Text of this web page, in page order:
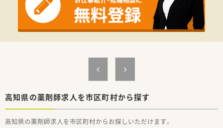
＜法人特徴＞
■兵庫県に本社があり、全国に280店舗以上ある調剤薬局チェー
ングループです。創業より無借金経営を続けており、他業種も運
営されているたね経営基盤が安定しています。
■処方箋枚数が多い店舗よりも、地域密着型のクリニックとのマ
薬ができる環境がございます。
■地域密着型の店舗ですので、個人在宅や施設在宅も行っている
時には管理薬剤師に店舗デザインなどの決定権があるケースも
あり、非常に自由度の高い社風でございます。
いるので、急なお休みやシフトのご要望なども、ご相談がしやす
高知県の薬剤師求人を市区町村から探す
高知県の薬剤師求人を市区町村からお探しいただけます。